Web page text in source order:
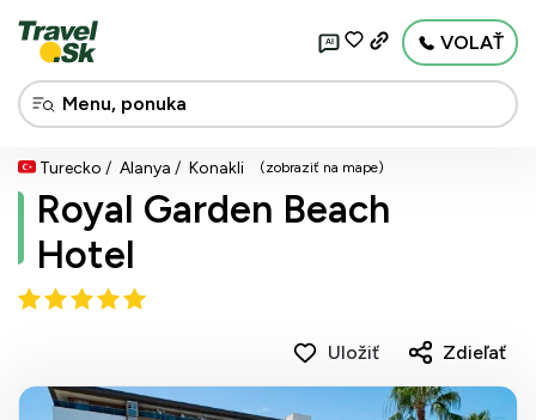
AI VOLAŤ
Turecko Alanya Konakli (zobraziť na mape)
Royal Garden Beach
Hotel
Uložiť Zdieľať